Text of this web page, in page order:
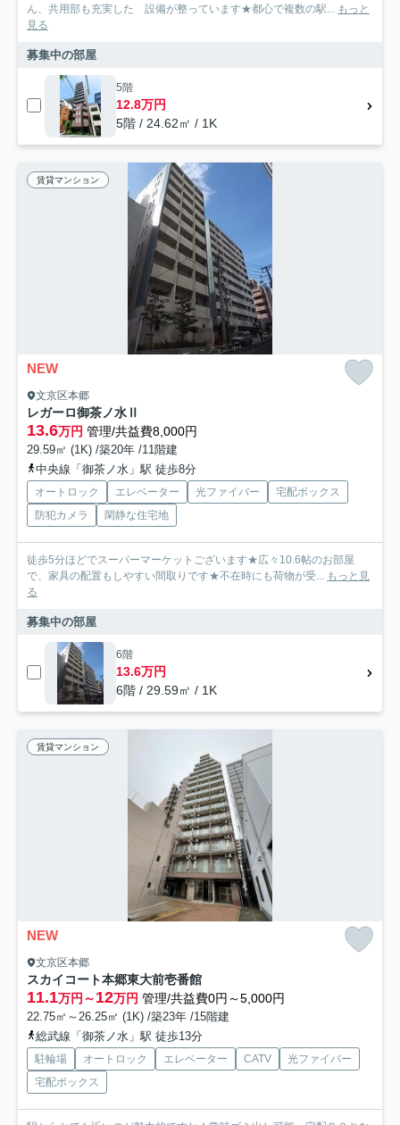
ん、共用部も充実した 設備が整っています★都心で複数の駅... もっと
見る
募集中の部屋
5階
12.8万円
5階 / 24.62㎡ / 1K
賃貸マンション
NEW
文京区本郷
レガーロ御茶ノ水Ⅱ
13.6万円 管理/共益費8,000円
29.59㎡ (1K) /築20年 /11階建
中央線「御茶ノ水」駅 徒歩8分
オートロック エレベーター 光ファイバー
宅配ボックス
防犯カメラ
閑静な住宅地
徒歩5分ほどでスーパーマーケットございます★広々10.6帖のお部屋
で、家具の配置もしやすい間取りです★不在時にも荷物が受... もっと見
る
募集中の部屋
6階
13.6万円
6階 / 29.59㎡ / 1K
賃貸マンション
NEW
文京区本郷
スカイコート本郷東大前壱番館
11.1万円～12万円 管理/共益費0円～5,000円
22.75㎡～26.25㎡ (1K) /築23年 /15階建
総武線「御茶ノ水」駅 徒歩13分
駐輪場 オートロック エレベーター CATV
光ファイバー
宅配ボックス